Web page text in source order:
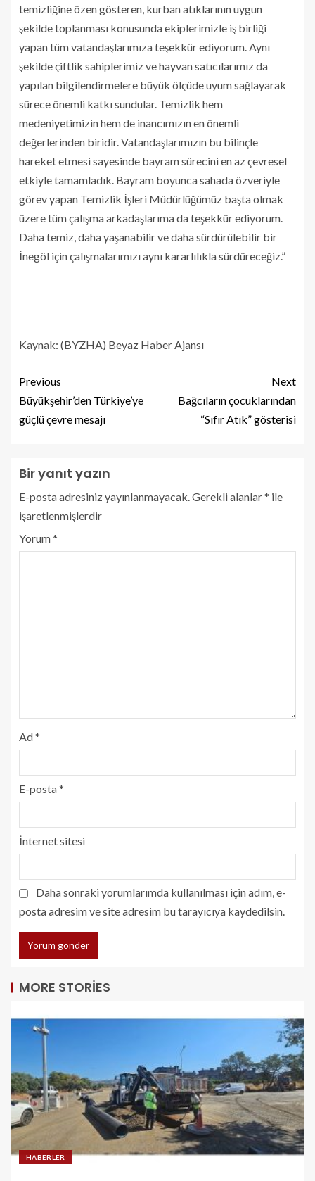
temizliğine özen gösteren, kurban atıklarının uygun
şekilde toplanması konusunda ekiplerimizle iş birliği
yapan tüm vatandaşlarımıza teşekkür ediyorum. Aynı
şekilde çiftlik sahiplerimiz ve hayvan satıcılarımız da
yapılan bilgilendirmelere büyük ölçüde uyum sağlayarak
sürece önemli katkı sundular. Temizlik hem
medeniyetimizin hem de inancımızın en önemli
değerlerinden biridir. Vatandaşlarımızın bu bilinçle
hareket etmesi sayesinde bayram sürecini en az çevresel
etkiyle tamamladık. Bayram boyunca sahada özveriyle
görev yapan Temizlik İşleri Müdürlüğümüz başta olmak
üzere tüm çalışma arkadaşlarıma da teşekkür ediyorum.
Daha temiz, daha yaşanabilir ve daha sürdürülebilir bir
İnegöl için çalışmalarımızı aynı kararlılıkla sürdüreceğiz.”
Kaynak: (BYZHA) Beyaz Haber Ajansı
Previous
Büyükşehir’den Türkiye’ye
güçlü çevre mesajı
Next
Bağcıların çocuklarından
“Sıfır Atık” gösterisi
Bir yanıt yazın
E-posta adresiniz yayınlanmayacak. Gerekli alanlar* ile
işaretlenmişlerdir
Yorum*
Ad*
E-posta*
İnternet sitesi
Daha sonraki yorumlarımda kullanılması için adım, e-
posta adresim ve site adresim bu tarayıcıya kaydedilsin.
MORE STORIES
HABERLER